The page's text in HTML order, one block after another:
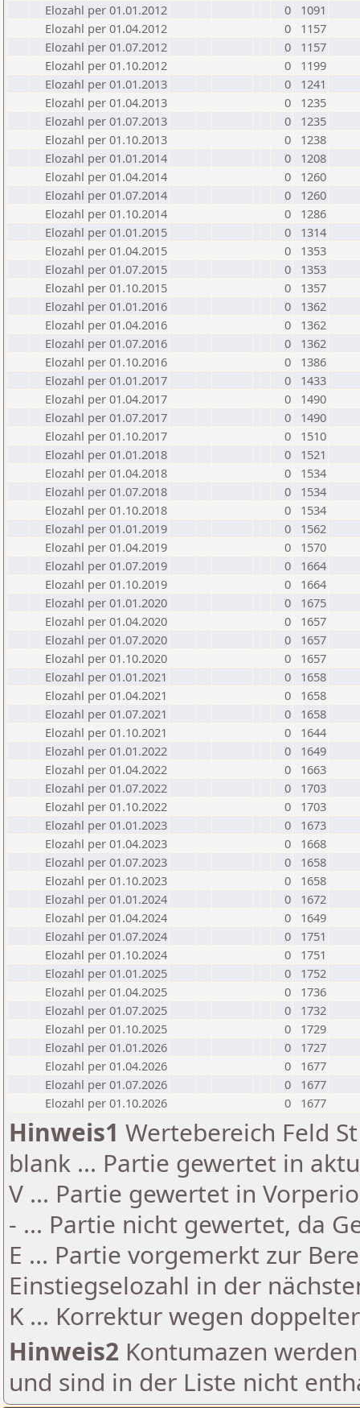
Elozahl per 01.01.2012
0
1091
Elozahl per 01.04.2012
0
1157
Elozahl per 01.07.2012
0
1157
Elozahl per 01.10.2012
0
1199
Elozahl per 01.01.2013
0
1241
Elozahl per 01.04.2013
0
1235
Elozahl per 01.07.2013
0
1235
Elozahl per 01.10.2013
0
1238
Elozahl per 01.01.2014
0
1208
Elozahl per 01.04.2014
0
1260
Elozahl per 01.07.2014
0
1260
Elozahl per 01.10.2014
0
1286
Elozahl per 01.01.2015
0
1314
Elozahl per 01.04.2015
0
1353
Elozahl per 01.07.2015
0
1353
Elozahl per 01.10.2015
0
1357
Elozahl per 01.01.2016
0
1362
Elozahl per 01.04.2016
0
1362
Elozahl per 01.07.2016
0
1362
Elozahl per 01.10.2016
0
1386
Elozahl per 01.01.2017
0
1433
Elozahl per 01.04.2017
0
1490
Elozahl per 01.07.2017
0
1490
Elozahl per 01.10.2017
0
1510
Elozahl per 01.01.2018
0
1521
Elozahl per 01.04.2018
0
1534
Elozahl per 01.07.2018
0
1534
Elozahl per 01.10.2018
0
1534
Elozahl per 01.01.2019
0
1562
Elozahl per 01.04.2019
0
1570
Elozahl per 01.07.2019
0
1664
Elozahl per 01.10.2019
0
1664
Elozahl per 01.01.2020
0
1675
Elozahl per 01.04.2020
0
1657
Elozahl per 01.07.2020
0
1657
Elozahl per 01.10.2020
0
1657
Elozahl per 01.01.2021
0
1658
Elozahl per 01.04.2021
0
1658
Elozahl per 01.07.2021
0
1658
Elozahl per 01.10.2021
0
1644
Elozahl per 01.01.2022
0
1649
Elozahl per 01.04.2022
0
1663
Elozahl per 01.07.2022
0
1703
Elozahl per 01.10.2022
0
1703
Elozahl per 01.01.2023
0
1673
Elozahl per 01.04.2023
0
1668
Elozahl per 01.07.2023
0
1658
Elozahl per 01.10.2023
0
1658
Elozahl per 01.01.2024
0
1672
Elozahl per 01.04.2024
0
1649
Elozahl per 01.07.2024
0
1751
Elozahl per 01.10.2024
0
1751
Elozahl per 01.01.2025
0
1752
Elozahl per 01.04.2025
0
1736
Elozahl per 01.07.2025
0
1732
Elozahl per 01.10.2025
0
1729
Elozahl per 01.01.2026
0
1727
Elozahl per 01.04.2026
0
1677
Elozahl per 01.07.2026
0
1677
Elozahl per 01.10.2026
0 1677
Hinweis1 Wertebereich Feld
blank ... Partie gewertet in
V ... Partie gewertet in
- ... Partie nicht gewertet, da
E ... Partie vorgemerkt zur
Einstiegselozahl in der
K ... Korrektur wegen
Hinweis2 Kontumazen
und sind in der Liste nicht